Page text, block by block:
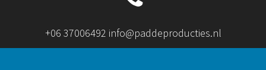
+06 37006492 info@paddeproducties.nl